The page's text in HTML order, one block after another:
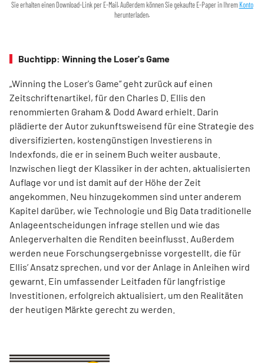
Sie erhalten einen Download-Link per E-Mail. Außerdem können Sie gekaufte E-Paper in Ihrem Konto
herunterladen.
Buchtipp: Winning the Loser's Game
„Winning the Loser's Game“ geht zurück auf einen
Zeitschriftenartikel, für den Charles D. Ellis den
renommierten Graham & Dodd Award erhielt. Darin
plädierte der Autor zukunftsweisend für eine Strategie des
diversifizierten, kostengünstigen Investierens in
Indexfonds, die er in seinem Buch weiter ausbaute.
Inzwischen liegt der Klassiker in der achten, aktualisierten
Auflage vor und ist damit auf der Höhe der Zeit
angekommen. Neu hinzugekommen sind unter anderem
Kapitel darüber, wie Technologie und Big Data traditionelle
Anlageentscheidungen infrage stellen und wie das
Anlegerverhalten die Renditen beeinflusst. Außerdem
werden neue Forschungsergebnisse vorgestellt, die für
Ellis’ Ansatz sprechen, und vor der Anlage in Anleihen wird
gewarnt. Ein umfassender Leitfaden für langfristige
Investitionen, erfolgreich aktualisiert, um den Realitäten
der heutigen Märkte gerecht zu werden.